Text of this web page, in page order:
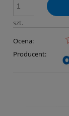
szt.
Ocena:
Producent: